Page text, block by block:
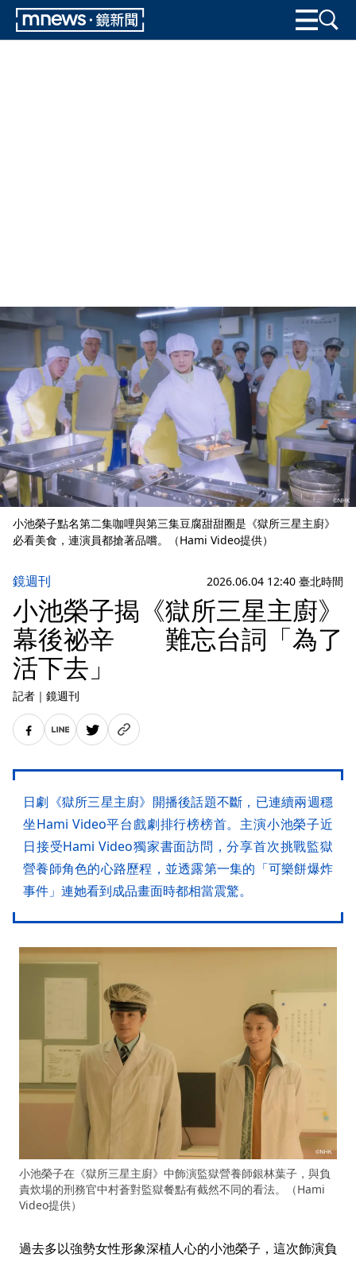
小池榮子點名第二集咖哩與第三集豆腐甜甜圈是《獄所三星主廚》
必看美食，連演員都搶著品嚐。（Hami Video提供）
鏡週刊 2026.06.04 12:40 臺北時間
小池榮子揭《獄所三星主廚》
幕後祕辛 難忘台詞「為了
活下去」
記者 ｜ 鏡週刊
日劇《獄所三星主廚》開播後話題不斷，已連續兩週穩
坐Hami Video平台戲劇排行榜榜首。主演小池榮子近
日接受Hami Video獨家書面訪問，分享首次挑戰監獄
營養師角色的心路歷程，並透露第一集的「可樂餅爆炸
事件」連她看到成品畫面時都相當震驚。
小池榮子在《獄所三星主廚》中飾演監獄營養師銀林葉子，與負
責炊場的刑務官中村蒼對監獄餐點有截然不同的看法。（Hami
Video提供）
過去多以強勢女性形象深植人心的小池榮子，這次飾演負